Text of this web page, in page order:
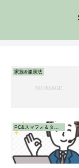
家族&健康法